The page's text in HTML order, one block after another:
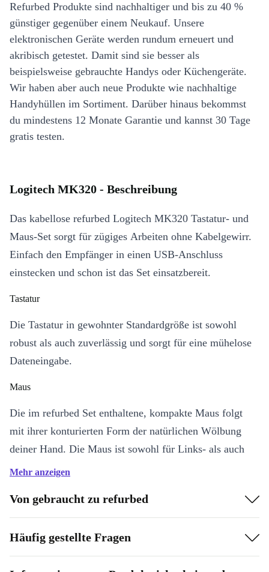
Refurbed Produkte sind nachhaltiger und bis zu 40 %
günstiger gegenüber einem Neukauf. Unsere
elektronischen Geräte werden rundum erneuert und
akribisch getestet. Damit sind sie besser als
beispielsweise gebrauchte Handys oder Küchengeräte.
Wir haben aber auch neue Produkte wie nachhaltige
Handyhüllen im Sortiment. Darüber hinaus bekommst
du mindestens 12 Monate Garantie und kannst 30 Tage
gratis testen.
Logitech MK320 - Beschreibung
Das kabellose refurbed Logitech MK320 Tastatur- und
Maus-Set sorgt für zügiges Arbeiten ohne Kabelgewirr.
Einfach den Empfänger in einen USB-Anschluss
einstecken und schon ist das Set einsatzbereit.
Tastatur
Die Tastatur in gewohnter Standardgröße ist sowohl
robust als auch zuverlässig und sorgt für eine mühelose
Dateneingabe.
Maus
Die im refurbed Set enthaltene, kompakte Maus folgt
mit ihrer konturierten Form der natürlichen Wölbung
deiner Hand. Die Maus ist sowohl für Links- als auch
Rechtshänder konzipiert.
Mehr anzeigen
Von gebraucht zu refurbed
Häufig gestellte Fragen